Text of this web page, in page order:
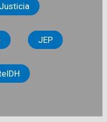
JEP